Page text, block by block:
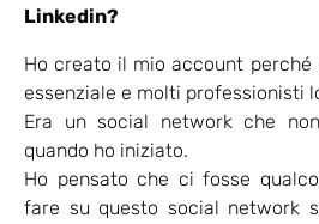
Linkedin?
Ho creato il mio account perché
essenziale e molti professionisti
Era un social network che
quando ho iniziato.
Ho pensato che ci fosse
fare su questo social network